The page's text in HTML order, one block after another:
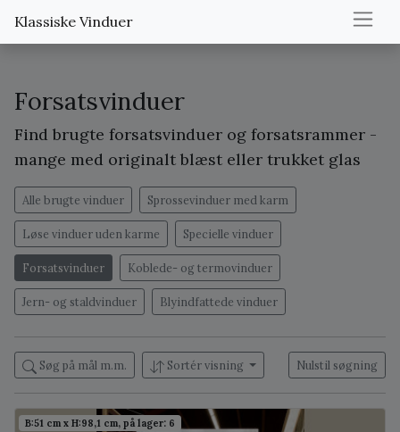
Klassiske Vinduer
Forsatsvinduer
Find brugte forsatsvinduer og forsatsrammer -
mange med originalt blæst eller trukket glas
Alle brugte vinduer Sprossevinduer med karm
Løse vinduer uden karme Specielle vinduer
Forsatsvinduer Koblede- og termovinduer
Jern- og staldvinduer Blyindfattede vinduer
Søg på mål m.m. Sortér visning Nulstil søgning
B:51 cm x H:98,1 cm, på lager: 6